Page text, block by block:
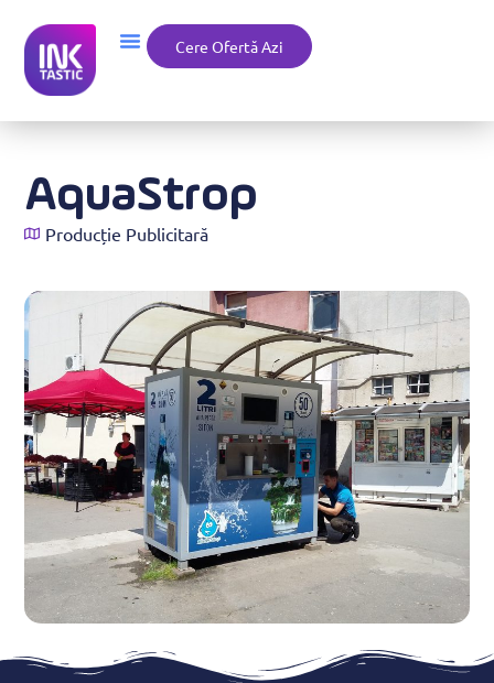
Cere Ofertă Azi
AquaStrop
Producție Publicitară